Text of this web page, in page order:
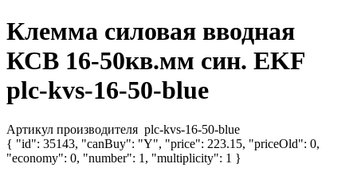
Клемма силовая вводная
КСВ 16-50кв.мм син. EKF
plc-kvs-16-50-blue
Артикул производителя plc-kvs-16-50-blue
{ "id": 35143, "canBuy": "Y", "price": 223.15, "priceOld": 0,
"economy": 0, "number": 1, "multiplicity": 1 }